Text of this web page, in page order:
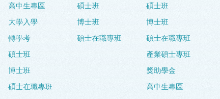
高中生專區
大學入學
轉學考
碩士班
博士班
碩士在職專班
碩士班
博士班
碩士在職專班
碩士班
博士班
碩士在職專班
產業碩士專班
獎助學金
高中生專區